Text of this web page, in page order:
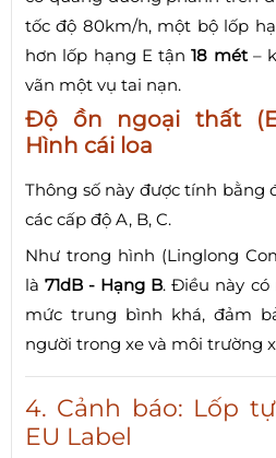
tốc độ 80km/h, một bộ lốp
hơn lốp hạng E tận18 mét–
vãn một vụ tai nạn.
Độ ồn ngoại thất
Hình cái loa
Thông số này được tính bằng
các cấp độ A, B, C.
Như trong hình (Linglong
là71dB - Hạng B. Điều này có
mức trung bình khá, đảm
người trong xe và môi trường
4. Cảnh báo: Lốp
EU Label